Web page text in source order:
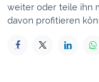
weiter oder teile ihn
davon profitieren